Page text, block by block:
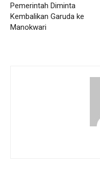
Pemerintah Diminta
Kembalikan Garuda ke
Manokwari